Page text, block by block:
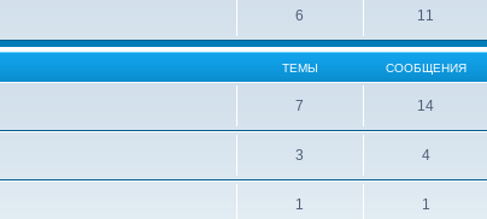
6 11
ТЕМЫ СООБЩЕНИЯ
7 14
3 4
1 1